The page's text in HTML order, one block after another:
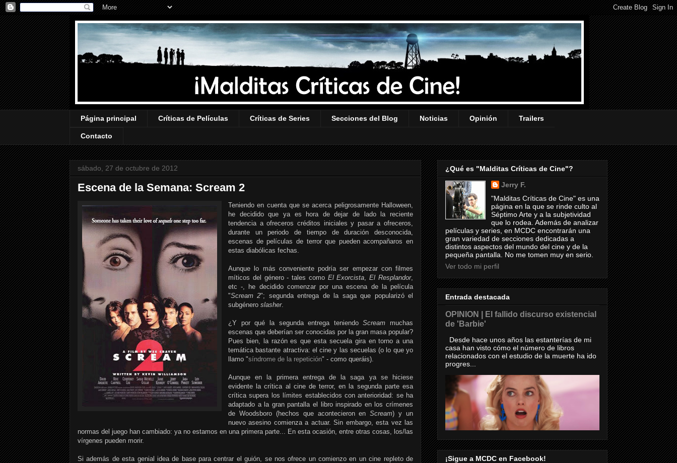
Página principal Críticas de Películas Críticas de Series Secciones del Blog Noticias Opinión Trailers
Contacto
sábado, 27 de octubre de 2012
Escena de la Semana: Scream 2
Teniendo en cuenta que se acerca peligrosamente Halloween,
he decidido que ya es hora de dejar de lado la reciente
tendencia a ofreceros créditos iniciales y pasar a ofreceros,
durante un periodo de tiempo de duración desconocida,
escenas de películas de terror que pueden acompañaros en
estas diabólicas fechas.
Aunque lo más conveniente podría ser empezar con filmes
míticos del género - tales como El Exorcista ,El Resplandor,
etc -, he decidido comenzar por una escena de la película
"Scream 2"; segunda entrega de la saga que popularizó el
subgénero slasher.
¿Y por qué la segunda entrega teniendoScream muchas
escenas que deberían ser conocidas por la gran masa popular?
Pues bien, la razón es que esta secuela gira en torno a una
temática bastante atractiva: el cine y las secuelas (o lo que yo
llamo "síndrome de la repetición" - como queráis).
Aunque en la primera entrega de la saga ya se hiciese
evidente la crítica al cine de terror, en la segunda parte esa
crítica supera los límites establecidos con anterioridad: se ha
adaptado a la gran pantalla el libro inspirado en los crímenes
de Woodsboro (hechos que acontecieron enScream) y un
nuevo asesino comienza a actuar. Sin embargo, esta vez las
normas del juego han cambiado: ya no estamos en una primera parte... En esta ocasión, entre otras cosas, los/las
vírgenes pueden morir.
Si además de esta genial idea de base para centrar el guión, se nos ofrece un comienzo en un cine repleto de
¿Qué es "Malditas Críticas de Cine"?
Jerry F.
"Malditas Críticas de Cine" es una
página en la que se rinde culto al
Séptimo Arte y a la subjetividad
que lo rodea. Además de analizar
películas y series, en MCDC encontrarán una
gran variedad de secciones dedicadas a
distintos aspectos del mundo del cine y de la
pequeña pantalla. No me tomen muy en serio.
Ver todo mi perfil
Entrada destacada
OPINION | El fallido discurso existencial
de 'Barbie'
Desde hace unos años las estanterías de mi
casa han visto cómo el número de libros
relacionados con el estudio de la muerte ha ido
progres...
¡Sigue a MCDC en Facebook!